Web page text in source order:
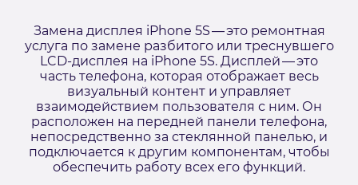
Замена дисплея iPhone 5S — это ремонтная
услуга по замене разбитого или треснувшего
LCD-дисплея на iPhone 5S. Дисплей — это
часть телефона, которая отображает весь
визуальный контент и управляет
взаимодействием пользователя с ним. Он
расположен на передней панели телефона,
непосредственно за стеклянной панелью, и
подключается к другим компонентам, чтобы
обеспечить работу всех его функций.